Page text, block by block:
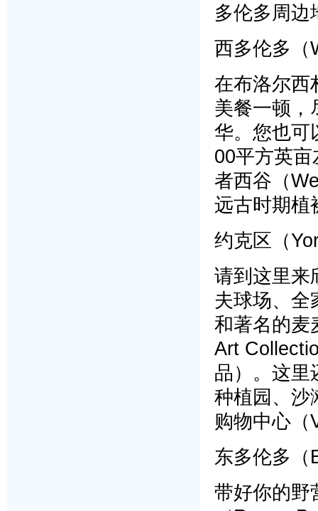
多伦多周边
西多伦多（
在布洛尔西
美餐一顿，
华。您也
00平方英
者西谷（
远古时期植
约克区（
请到这里来
夫球场、全
和著名的麦
Art
品）。这里
种植园、沙
购物中心（
东多伦多（
带好你的野